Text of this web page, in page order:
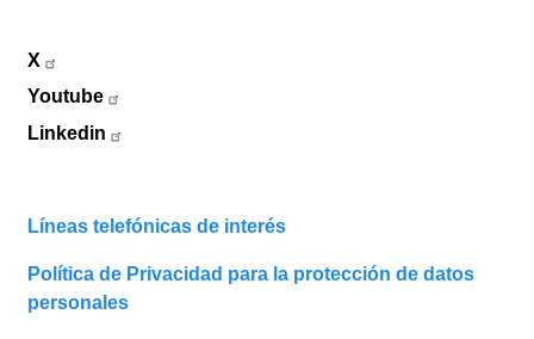
X
Youtube
Linkedin
Líneas telefónicas de interés
Política de Privacidad para la protección de datos
personales